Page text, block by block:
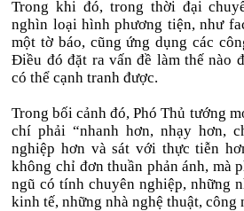
Trong khi đó, trong thời đại
nghìn loại hình phương tiện, như
một tờ báo, cũng ứng dụng các
Điều đó đặt ra vấn đề làm thế nào
có thể cạnh tranh được.
Trong bối cảnh đó, Phó Thủ tướng
chí phải “nhanh hơn, nhạy hơn,
nghiệp hơn và sát với thực tiễn
không chỉ đơn thuần phản ánh, mà
ngũ có tính chuyên nghiệp, những
kinh tế, những nhà nghệ thuật, công